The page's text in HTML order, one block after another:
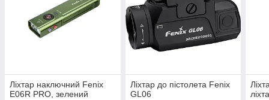
Ліхтар наключний Fenix
E06R PRO, зелений
Ліхтар до пістолета Fenix
GL06